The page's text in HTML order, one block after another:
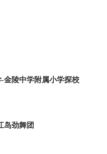
金陵中学附属小学探校
岛劲舞团